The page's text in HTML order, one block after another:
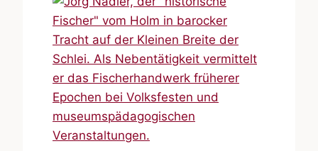
MORGENS
AUF
DEM
HOLM